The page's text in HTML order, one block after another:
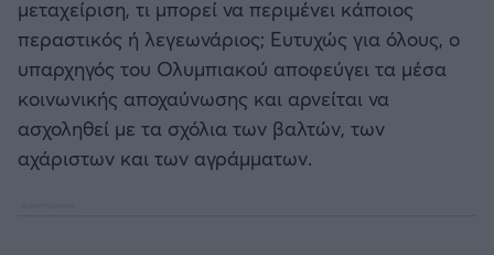
Μπαρτσελόνα
Ρεάλ Μαδρίτης
Ατλέτικο Μαδρίτης
μεταχείριση, τι μπορεί να περιμένει κάποιος
περαστικός ή λεγεωνάριος; Ευτυχώς για όλους, ο
υπαρχηγός του Ολυμπιακού αποφεύγει τα μέσα
κοινωνικής αποχαύνωσης και αρνείται να
ασχοληθεί με τα σχόλια των βαλτών, των
αχάριστων και των αγράμματων.